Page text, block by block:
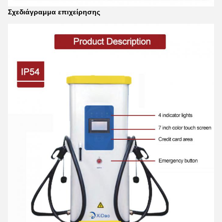
Σχεδιάγραμμα επιχείρησης